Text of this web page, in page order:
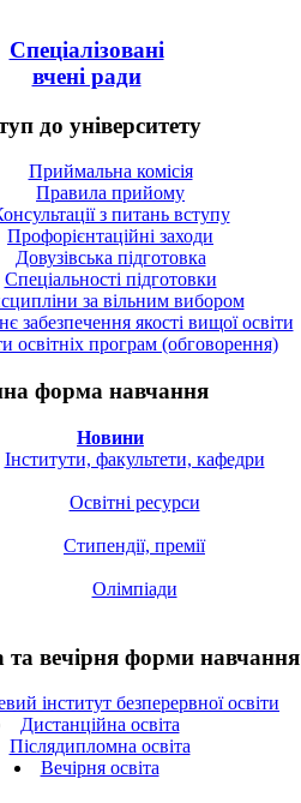
Спеціалізовані
вчені ради
до університету
Приймальна комісія
Правила прийому
з питань вступу
Профорієнтаційні заходи
Довузівська підготовка
Спецiальностi підготовки
за вільним вибором
забезпечення якості вищої освіти
освітніх програм (обговорення)
форма навчання
Новини
Інститути, факультети, кафедри
Освітні ресурси
Стипендії, премії
Олімпіади
та вечірня форми навчання
інститут безперервної освіти
Дистанційна освіта
Післядипломна освіта
Вечірня освіта